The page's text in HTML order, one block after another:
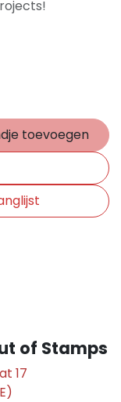
toevoegen
of Stamps
17